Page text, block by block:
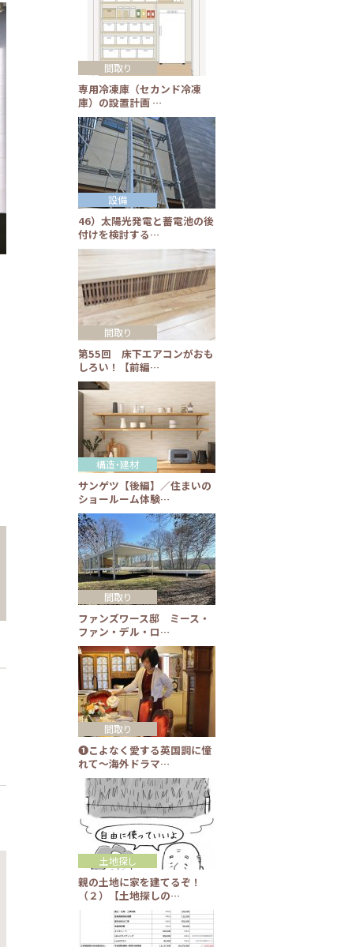
専用冷凍庫（セカンド冷凍
庫）の設置計画 …
間取り
46）太陽光発電と蓄電池の後
付けを検討する…
設備
第55回 床下エアコンがおも
しろい！【前編…
間取り
サンゲツ【後編】／住まいの
ショールーム体験…
構造・建材
ファンズワース邸 ミース・
ファン・デル・ロ…
間取り
❶こよなく愛する英国調に憧
れて～海外ドラマ…
間取り
親の土地に家を建てるぞ！
（２）【土地探しの…
土地探し